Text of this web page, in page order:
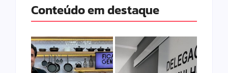
Conteúdo em destaque